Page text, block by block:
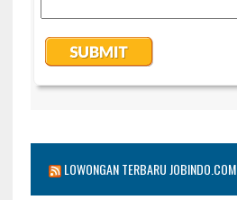
LOWONGAN TERBARU JOBINDO.COM